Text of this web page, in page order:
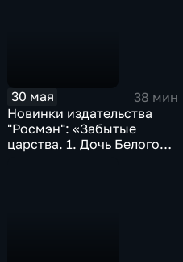
30 мая
38 мин
Новинки издательства
"Росмэн": «Забытые
царства. 1. Дочь Белого